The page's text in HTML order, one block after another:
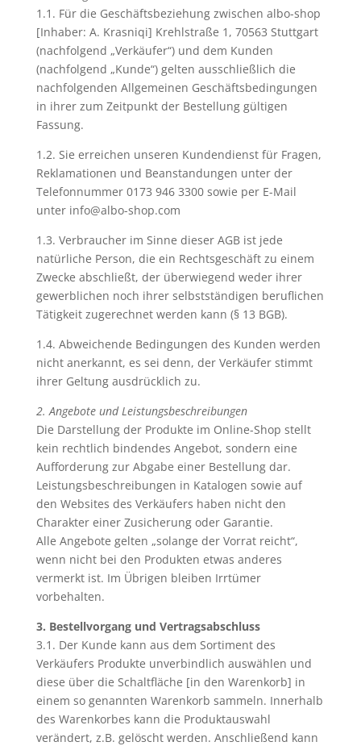
1.1. Für die Geschäftsbeziehung zwischen albo-shop
[Inhaber: A. Krasniqi] Krehlstraße 1, 70563 Stuttgart
(nachfolgend „Verkäufer“) und dem Kunden
(nachfolgend „Kunde“) gelten ausschließlich die
nachfolgenden Allgemeinen Geschäftsbedingungen
in ihrer zum Zeitpunkt der Bestellung gültigen
Fassung.
1.2. Sie erreichen unseren Kundendienst für Fragen,
Reklamationen und Beanstandungen unter der
Telefonnummer 0173 946 3300 sowie per E-Mail
unter info@albo-shop.com
1.3. Verbraucher im Sinne dieser AGB ist jede
natürliche Person, die ein Rechtsgeschäft zu einem
Zwecke abschließt, der überwiegend weder ihrer
gewerblichen noch ihrer selbstständigen beruflichen
Tätigkeit zugerechnet werden kann (§ 13 BGB).
1.4. Abweichende Bedingungen des Kunden werden
nicht anerkannt, es sei denn, der Verkäufer stimmt
ihrer Geltung ausdrücklich zu.
2. Angebote und Leistungsbeschreibungen
Die Darstellung der Produkte im Online-Shop stellt
kein rechtlich bindendes Angebot, sondern eine
Aufforderung zur Abgabe einer Bestellung dar.
Leistungsbeschreibungen in Katalogen sowie auf
den Websites des Verkäufers haben nicht den
Charakter einer Zusicherung oder Garantie.
Alle Angebote gelten „solange der Vorrat reicht“,
wenn nicht bei den Produkten etwas anderes
vermerkt ist. Im Übrigen bleiben Irrtümer
vorbehalten.
3. Bestellvorgang und Vertragsabschluss
3.1. Der Kunde kann aus dem Sortiment des
Verkäufers Produkte unverbindlich auswählen und
diese über die Schaltfläche [in den Warenkorb] in
einem so genannten Warenkorb sammeln. Innerhalb
des Warenkorbes kann die Produktauswahl
verändert, z.B. gelöscht werden. Anschließend kann